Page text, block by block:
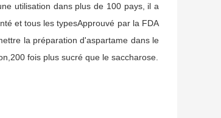
utilisation dans plus de 100 pays, il a
et tous les typesApprouvé par la FDA
la préparation d'aspartame dans le
fois plus sucré que le saccharose.